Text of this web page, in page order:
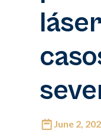
June 2,